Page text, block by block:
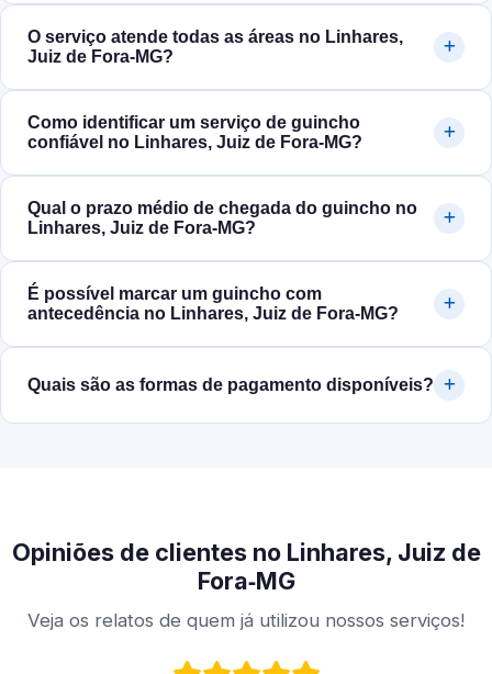
O serviço atende todas as áreas no Linhares,
Juiz de Fora‑MG?
Como identificar um serviço de guincho
confiável no Linhares, Juiz de Fora‑MG?
Qual o prazo médio de chegada do guincho no
Linhares, Juiz de Fora‑MG?
É possível marcar um guincho com
antecedência no Linhares, Juiz de Fora‑MG?
Quais são as formas de pagamento disponíveis?
Opiniões de clientes no Linhares, Juiz de
Fora‑MG
Veja os relatos de quem já utilizou nossos serviços!